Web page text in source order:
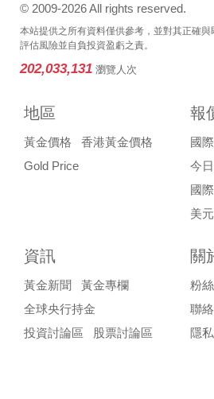
© 2009-2026 All rights reserved.
本站提供之所有資料僅供參考，並對其正確
評估風險並自負投資盈虧之責。
202,033,131 瀏覽人次
地區
黃金價格
香港黃金價格
Gold Price
報
國
今
國
美
資訊
黃金新聞
黃金專欄
全球央行持金
投資討論區
股票討論區
關
粉
聯
隱